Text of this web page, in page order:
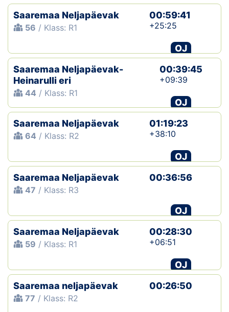
Kaardid
Koondised
Tule klubisse!
Tulemused
Suletud maastikud
Püsirajad
Ajalugu
Koolitused
Saaremaa Neljapäevak
56 / Klass: R1
00:59:41
+25:25
OJ
Saaremaa Neljapäevak-
Heinarulli eri
44 / Klass: R1
00:39:45
+09:39
OJ
Saaremaa Neljapäevak
64 / Klass: R2
01:19:23
+38:10
OJ
Saaremaa Neljapäevak
47 / Klass: R3
00:36:56
OJ
Saaremaa Neljapäevak
59 / Klass: R1
00:28:30
+06:51
OJ
Saaremaa neljapäevak
77 / Klass: R2
00:26:50